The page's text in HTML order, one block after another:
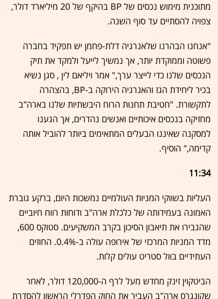
מתוכנית מימוש נכסים של BP בהיקף של 20 מיליארד דולר,
צפויה להסתיים עד סוף השנה.
"אנחנו הבהרנו שלאנרגיה דלת-פחמן יש תפקיד בחברה
פשוטה וממוקדת יותר, אך נמשיך לייעל ולמקד את תיק
הנכסים שלנו כדי לייצר ערך," אמר ויליאם לין , סגן נשיא
בכיר ליחידת הגז והאנרגיה הירוקה ב-BP, בהצהרה
לתקשורת. "חטיבת תחנות הרוח היבשתיות שלנו בארה"ב
מחזיקה בנכסים איכותיים ואנשים נהדרים, אך הגענו
למסקנה שאיננו הבעלים המתאימים ביותר להוביל אותה
קדימה," הוסיף.
11:34
העליות בשווקי המניות העולמיים נמשכות היום, ברקע גוברת
האמונה בעמידותה של כלכלת ארה"ב ודוחות רווח חיוביים
שהגבירו את תיאבון הסיכון בקרב המשקיעים. סטוקס 600,
מדד המניות המרכזי של אירופה עולה ב-0.4%. החוזים
העתידיים בוול סטריט עולים קלות.
הביטקוין זינק מחדש מעל לרף ה-120,000 דולר, לאחר
שקונגרס ארה"ב העביר את החוק הפדרלי הראשון להסדרת